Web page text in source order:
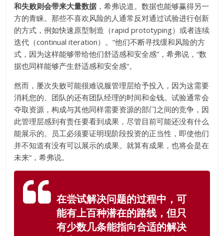
和失败则会带来大量数据 ，希弗说道。数据也能够赢得另一
方的青睐。那些不喜欢风险的人通常反对通过试验进行创新
的方式，例如快速原型制造（rapid prototyping）或者连续
迭代（continual iteration）。“他们不断寻找缓和风险的方
式，因为这样能够带给他们舒适感和安全感”，希弗说，“数
据也同样能够产生舒适感和安全感“。
然而，屡次失败可能很难说服管理层给予投入，因为这需要
消耗您的、团队的还有团队经理的时间和金钱。试验通常会
夺取资源，构成与其他同样需要资源的部门之间的竞争，因
此管理层感到有责任要看到成果，尽管目前可能还没有什么
能展示的。员工必须要证明现阶段投资的正当性，即使他们
并不知道有没有可以展示的成果。就算有成果，也将会是在
未来“，希弗说。
在尝试解决问题的过程中，可
能有上百种潜在的路线，但只
有少数几条能指向合适的解决